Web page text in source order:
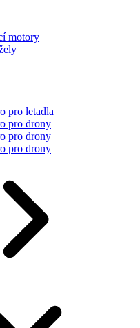
motory
pro letadla
pro drony
pro drony
pro drony